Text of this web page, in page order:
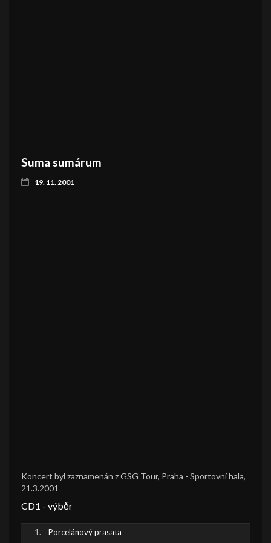
Suma sumárum
19. 11. 2001
Koncert byl zaznamenán z GSG Tour, Praha - Sportovní hala,
21.3.2001
CD1 - výběr
Porcelánový prasata